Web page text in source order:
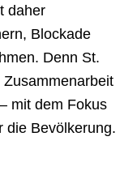
daher
Blockade
Denn St.
mit dem Fokus
die Bevölkerung.